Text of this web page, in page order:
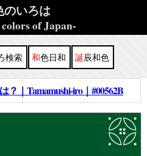
のいろは
of Japan-
ろ検索 和色日和 誕辰和色
｜Tamamushi-iro｜#00562B